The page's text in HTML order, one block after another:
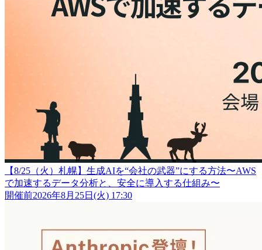
【8/25（火）札幌】生成AIを“会社の武器”にする方法〜AWS
で加速するデータ分析と、安全に導入する仕組み〜
開催前2026年8月25日(火) 17:30